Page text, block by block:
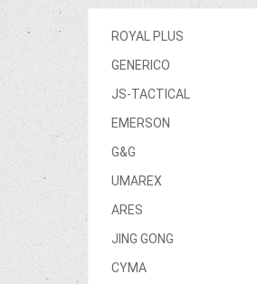
ROYAL PLUS
GENERICO
JS-TACTICAL
EMERSON
G&G
UMAREX
ARES
JING GONG
CYMA